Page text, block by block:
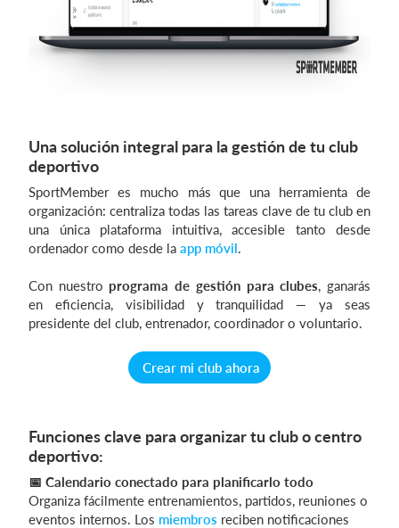
Una solución integral para la gestión de tu club
deportivo
SportMember es mucho más que una herramienta de
organización: centraliza todas las tareas clave de tu club en
una única plataforma intuitiva, accesible tanto desde
ordenador como desde la app móvil.
Con nuestro programa de gestión para clubes, ganarás
en eficiencia, visibilidad y tranquilidad — ya seas
presidente del club, entrenador, coordinador o voluntario.
Crear mi club ahora
Funciones clave para organizar tu club o centro
deportivo:
📅 Calendario conectado para planificarlo todo
Organiza fácilmente entrenamientos, partidos, reuniones o
eventos internos. Los miembros reciben notificaciones